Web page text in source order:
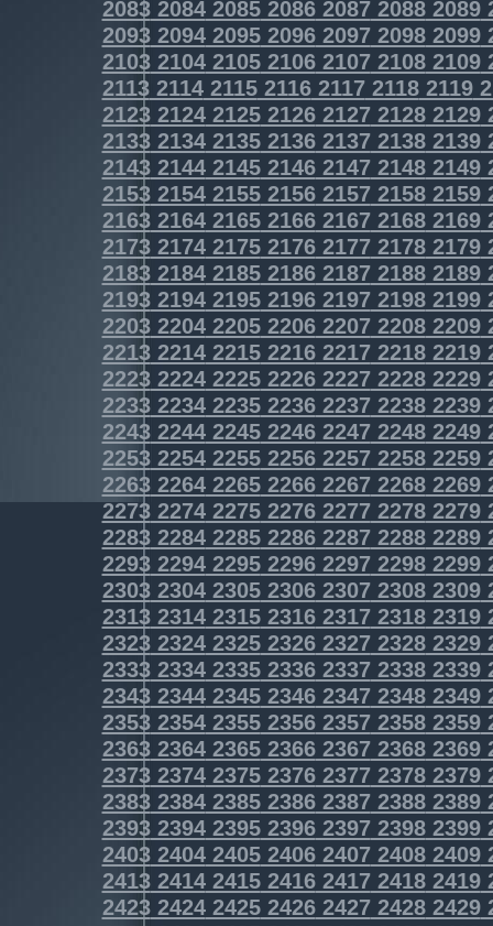
2083208420852086208720882089
2093209420952096209720982099
2103210421052106210721082109
2113211421152116211721182119
2123212421252126212721282129
2133213421352136213721382139
2143214421452146214721482149
2153215421552156215721582159
2163216421652166216721682169
2173217421752176217721782179
2183218421852186218721882189
2193219421952196219721982199
2203220422052206220722082209
2213221422152216221722182219
2223222422252226222722282229
2233223422352236223722382239
2243224422452246224722482249
2253225422552256225722582259
2263226422652266226722682269
2273227422752276227722782279
2283228422852286228722882289
2293229422952296229722982299
2303230423052306230723082309
2313231423152316231723182319
2323232423252326232723282329
2333233423352336233723382339
2343234423452346234723482349
2353235423552356235723582359
2363236423652366236723682369
2373237423752376237723782379
2383238423852386238723882389
2393239423952396239723982399
2403240424052406240724082409
2413241424152416241724182419
2423242424252426242724282429